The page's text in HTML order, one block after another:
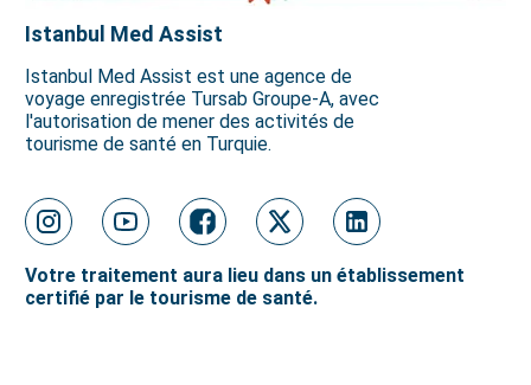
Istanbul Med Assist
Istanbul Med Assist est une agence de
voyage enregistrée Tursab Groupe-A, avec
l'autorisation de mener des activités de
tourisme de santé en Turquie.
Votre traitement aura lieu dans un établissement
certifié par le tourisme de santé.